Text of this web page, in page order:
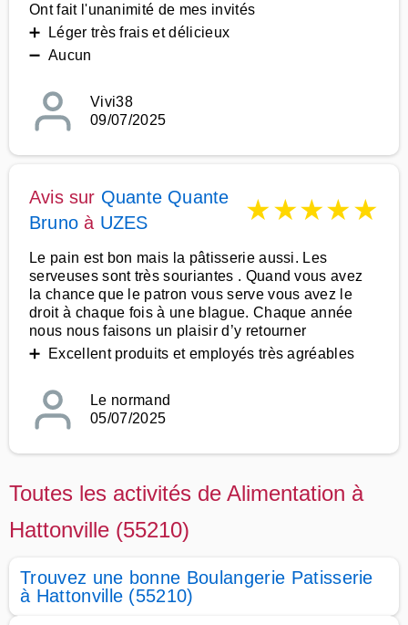
Ont fait l'unanimité de mes invités
➕ Léger très frais et délicieux
➖ Aucun
Vivi38
09/07/2025
Avis sur Quante Quante
Bruno à UZES ★★★★★
Le pain est bon mais la pâtisserie aussi. Les
serveuses sont très souriantes . Quand vous avez
la chance que le patron vous serve vous avez le
droit à chaque fois à une blague. Chaque année
nous nous faisons un plaisir d’y retourner
➕ Excellent produits et employés très agréables
Le normand
05/07/2025
Toutes les activités de Alimentation à
Hattonville (55210)
Trouvez une bonne Boulangerie Patisserie
à Hattonville (55210)